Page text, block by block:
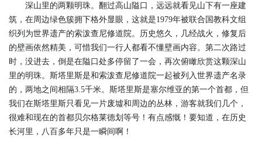
深山里的两颗明珠。翻过高山隘口，远远就看见山下有一座建
筑，在周边绿色簇拥下格外显眼，这就是1979年被联合国教科文组
织列为世界遗产的索泼查尼修道院。历史悠久，几经战火，修复后
的壁画依然精美，可惜我们一行人都看不懂壁画内容。第二次路过
时，没进去，倒是在隘口处多停留了一会，再次俯瞰欣赏这颗深山
里的明珠。斯塔里斯是和索泼查尼修道院一起被列入世界遗产名录
的，两地之间相隔3.5千米。斯塔里斯是塞尔维亚的第一个首都，但
我们在斯塔里斯只看见一片废墟和周边的丛林，游客就我们几个，
很难和现在的首都贝尔格莱德划等号！有点感慨！要知道，在历史
长河里，八百多年只是一瞬间啊！